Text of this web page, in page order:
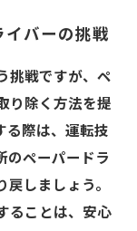
取り戻そう！
イバーの挑戦
挑戦ですが、ペ
り除く方法を提
る際は、運転技
のペーパードラ
しましょう。
ることは、安心